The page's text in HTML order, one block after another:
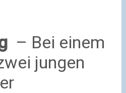
– Bei einem
jungen